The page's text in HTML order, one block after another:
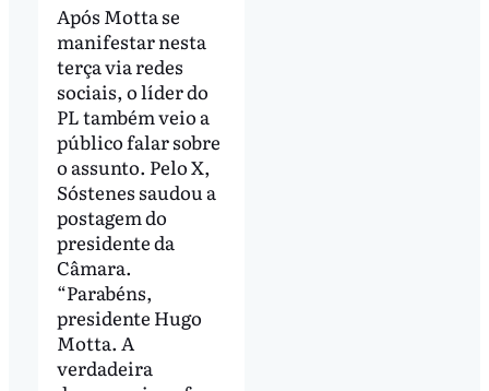
Após Motta se
manifestar nesta
terça via redes
sociais, o líder do
PL também veio a
público falar sobre
o assunto. Pelo X,
Sóstenes saudou a
postagem do
presidente da
Câmara.
“Parabéns,
presidente Hugo
Motta. A
verdadeira